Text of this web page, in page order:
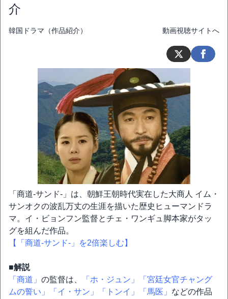
介
韓国ドラマ（作品紹介） 動画視聴サイトへ
「商道-サンド-」は、朝鮮王朝時代実在した大商人 イム・
サンオクの波乱万丈の生涯を描いた歴史ヒューマンドラ
マ。イ・ビョンフン監督とチェ・ワンギュ脚本家がタッ
グを組んだ作品。
【「商道-サンド-」を2倍楽しむ】
■解説
「商道」 の監督は、 「ホ・ジュン」
「宮廷女官チャング
ムの誓い」
「イ・サン」 「トンイ」 「馬医」 などの作品